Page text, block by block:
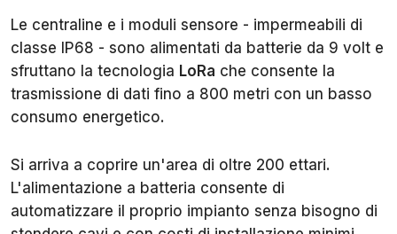
Le centraline e i moduli sensore - impermeabili di
classe IP68 - sono alimentati da batterie da 9 volt e
sfruttano la tecnologia LoRa che consente la
trasmissione di dati fino a 800 metri con un basso
consumo energetico.
Si arriva a coprire un'area di oltre 200 ettari.
L'alimentazione a batteria consente di
automatizzare il proprio impianto senza bisogno di